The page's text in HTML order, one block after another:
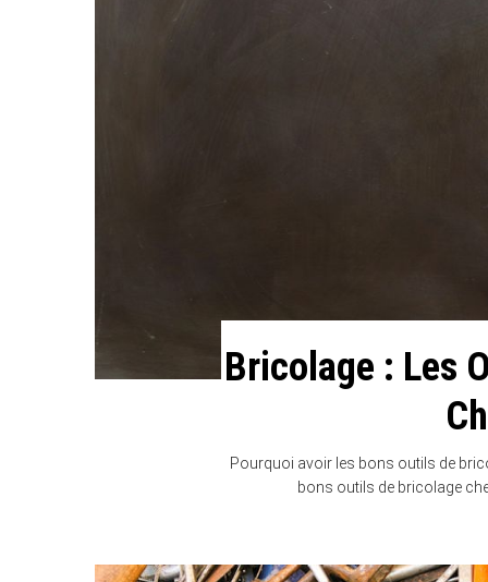
Bricolage : Les
Pourquoi avoir les bons outils de
bons outils de bricolage